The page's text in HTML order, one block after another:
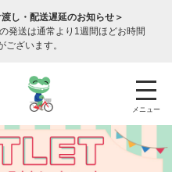
し・配送遅延のお知らせ＞
発送は通常より1週間ほどお時間
ございます。
メニュー